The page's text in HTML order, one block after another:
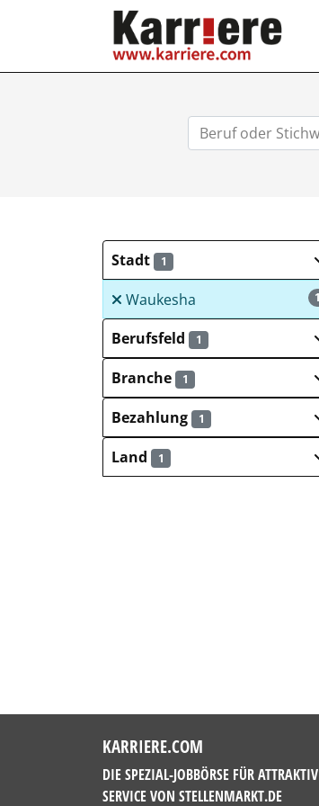
Stadt 1
1
Waukesha
Berufsfeld
1
Branche 1
Bezahlung 1
Land 1
KARRIERE.COM
DIE SPEZIAL-JOBBÖRSE FÜR
SERVICE VON STELLENMARKT.DE